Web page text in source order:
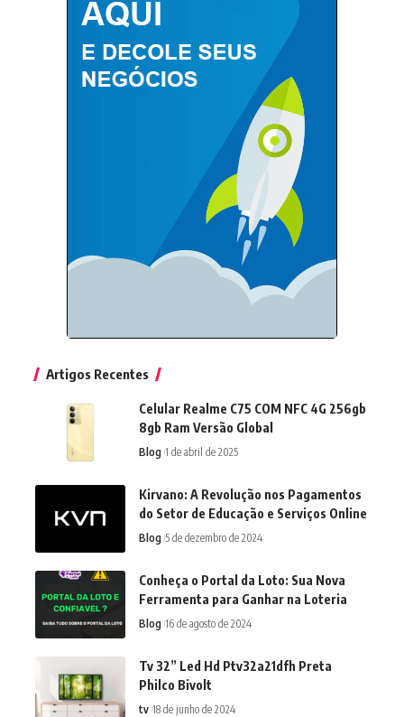
Artigos Recentes
Celular Realme C75 COM NFC 4G 256gb
8gb Ram Versão Global
Blog 1 de abril de 2025
Kirvano: A Revolução nos Pagamentos
do Setor de Educação e Serviços Online
Blog 5 de dezembro de 2024
Conheça o Portal da Loto: Sua Nova
Ferramenta para Ganhar na Loteria
Blog 16 de agosto de 2024
Tv 32” Led Hd Ptv32a21dfh Preta
Philco Bivolt
tv 18 de junho de 2024